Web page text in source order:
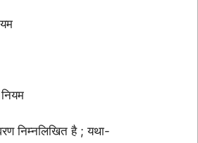
निम्नलिखित है ; यथा-